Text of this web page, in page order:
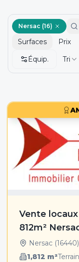
Nersac (16)
Surfaces
Prix
Équip.
Tri
Vente
812m²
Nersac (16440)
1,812 m²